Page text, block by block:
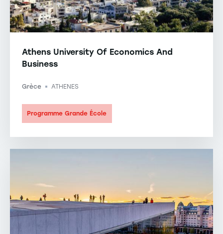
Athens University Of Economics And
Business
Grèce -ATHENES
Programme Grande École